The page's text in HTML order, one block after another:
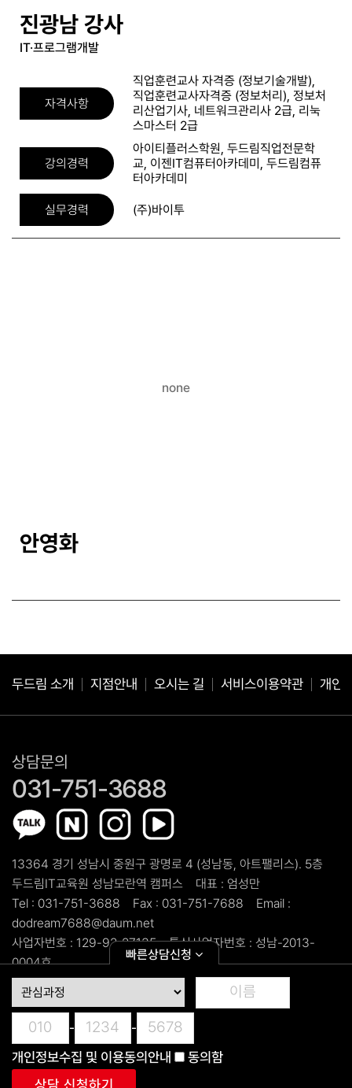
진광남 강사
IT·프로그램개발
자격사항
직업훈련교사 자격증 (정보기술개발),
직업훈련교사자격증 (정보처리), 정보처
리산업기사, 네트워크관리사 2급, 리눅
스마스터 2급
강의경력
아이티플러스학원, 두드림직업전문학
교, 이젠IT컴퓨터아카데미, 두드림컴퓨
터아카데미
실무경력 (주)바이투
none
안영화
두드림 소개 지점안내 오시는 길 서비스이용약관 개인
상담문의
031-751-3688
13364 경기 성남시 중원구 광명로 4 (성남동, 아트팰리스). 5층
두드림IT교육원 성남모란역 캠퍼스
대표 : 엄성만
Tel : 031-751-3688 Fax : 031-751-7688
Email :
dodream7688@daum.net
사업자번호 : 129-92-27135 통신사업자번호 : 성남-2013-
0004호
copyright ©두드림IT교육원 성남모란역 캠퍼스.All Rights
Reserved.
빠른상담신청
- -
개인정보수집 및 이용동의안내 동의함